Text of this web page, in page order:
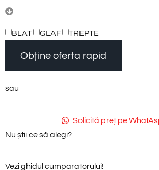
BLAT GLAF TREPTE
Obține oferta rapid
sau
Solicită preț pe
Nu știi ce să alegi?
Vezi ghidul cumparatorului!